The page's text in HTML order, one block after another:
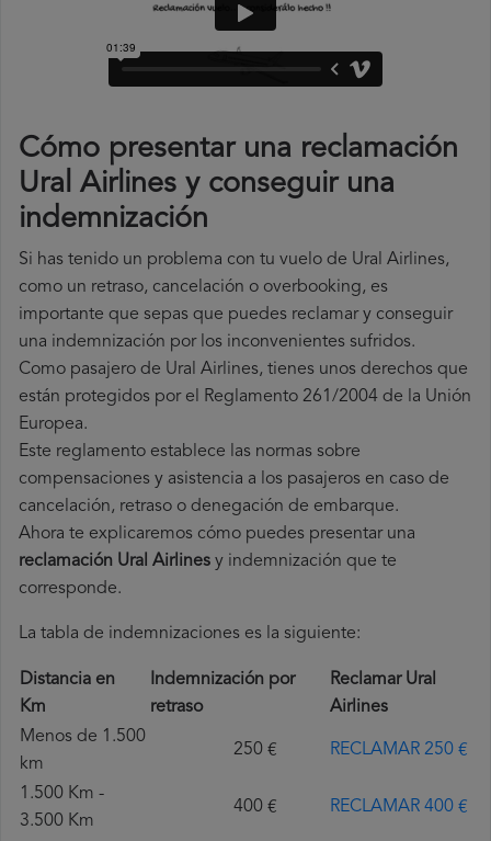
Cómo presentar una reclamación
Ural Airlines y conseguir una
indemnización
Si has tenido un problema con tu vuelo de Ural Airlines,
como un retraso, cancelación o overbooking, es
importante que sepas que puedes reclamar y conseguir
una indemnización por los inconvenientes sufridos.
Como pasajero de Ural Airlines, tienes unos derechos que
están protegidos por el Reglamento 261/2004 de la Unión
Europea.
Este reglamento establece las normas sobre
compensaciones y asistencia a los pasajeros en caso de
cancelación, retraso o denegación de embarque.
Ahora te explicaremos cómo puedes presentar una
reclamación Ural Airlines y indemnización que te
corresponde.
La tabla de indemnizaciones es la siguiente:
Distancia en
Km
Indemnización por
retraso
Reclamar Ural
Airlines
Menos de 1.500
km
250 € RECLAMAR 250 €
1.500 Km -
3.500 Km
400 € RECLAMAR 400 €